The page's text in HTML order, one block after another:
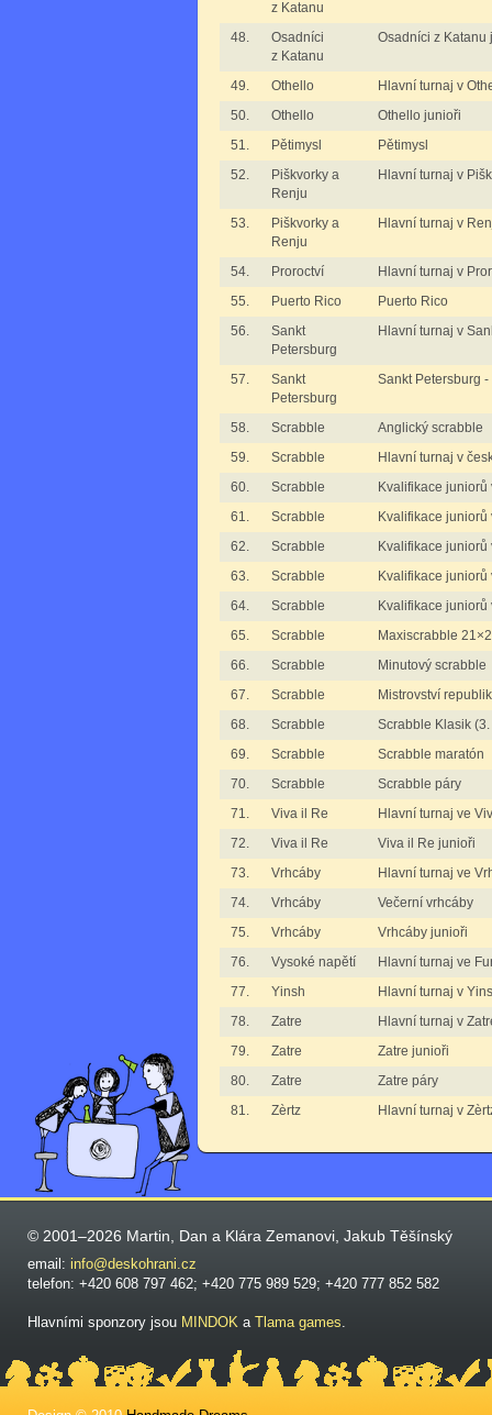
z Katanu
48.
Osadníci
z Katanu
Osadníci z Katanu
49. Othello
Hlavní turnaj v
50.
Othello
Othello junioři
51.
Pětimysl
Pětimysl
52.
Piškvorky a
Renju
Hlavní turnaj v
53.
Piškvorky a
Renju
Hlavní turnaj v
54. Proroctví
Hlavní turnaj v
55.
Puerto Rico
Puerto Rico
56.
Sankt
Petersburg
Hlavní turnaj v
57.
Sankt
Petersburg
Sankt Petersburg
58. Scrabble
Anglický scrabble
59.
Scrabble
Hlavní turnaj v
60.
Scrabble
Kvalifikace juniorů
61.
Scrabble
Kvalifikace juniorů
62.
Scrabble
Kvalifikace juniorů
63.
Scrabble
Kvalifikace juniorů
64.
Scrabble
Kvalifikace juniorů
65.
Scrabble
Maxiscrabble
66.
Scrabble
Minutový scrabble
67.
Scrabble
Mistrovství
68.
Scrabble
Scrabble Klasik
69.
Scrabble
Scrabble maratón
70.
Scrabble
Scrabble páry
71.
Viva il Re
Hlavní turnaj ve
72.
Viva il Re
Viva il Re junioři
73.
Vrhcáby
Hlavní turnaj ve
74.
Vrhcáby
Večerní vrhcáby
75.
Vrhcáby
Vrhcáby junioři
76.
Vysoké napětí
Hlavní turnaj ve
77.
Yinsh
Hlavní turnaj v
78.
Zatre
Hlavní turnaj v
79.
Zatre
Zatre junioři
80.
Zatre
Zatre páry
81.
Zèrtz Hlavní turnaj v
© 2001–2026 Martin, Dan a Klára Zemanovi, Jakub Těšínský
email: info@deskohrani.cz
telefon: +420 608 797 462; +420 775 989 529; +420 777 852 582
Hlavními sponzory jsou MINDOK a Tlama games.